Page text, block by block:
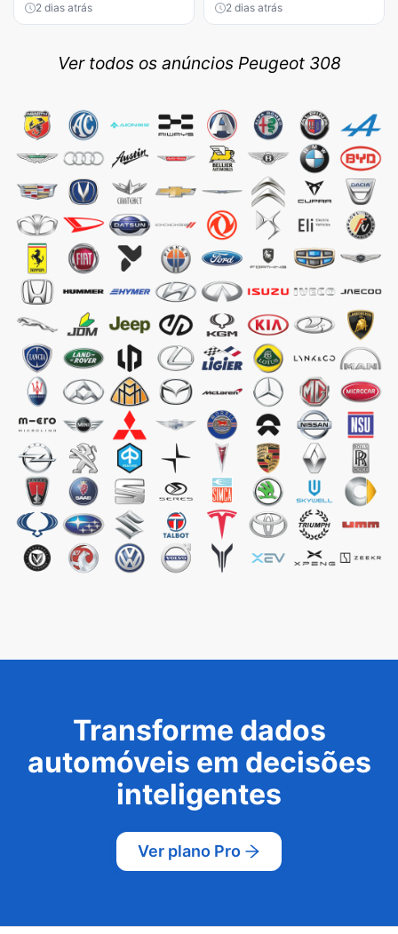
2 dias atrás 2 dias atrás
Ver todos os anúncios Peugeot 308
Transforme dados
automóveis em decisões
inteligentes
Ver plano Pro